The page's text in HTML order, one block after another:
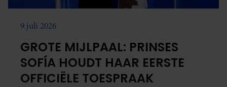
9 juli 2026
GROTE MIJLPAAL: PRINSES
SOFÍA HOUDT HAAR EERSTE
OFFICIËLE TOESPRAAK